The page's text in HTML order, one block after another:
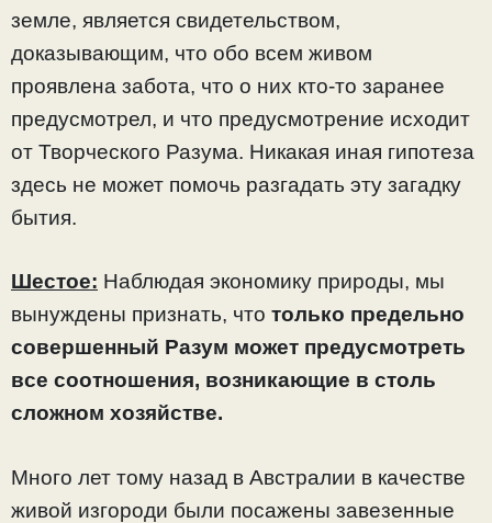
земле, является свидетельством,
доказывающим, что обо всем живом
проявлена забота, что о них кто-то заранее
предусмотрел, и что предусмотрение исходит
от Творческого Разума. Никакая иная гипотеза
здесь не может помочь разгадать эту загадку
бытия.
Шестое: Наблюдая экономику природы, мы
вынуждены признать, что только предельно
совершенный Разум может предусмотреть
все соотношения, возникающие в столь
сложном хозяйстве.
Много лет тому назад в Австралии в качестве
живой изгороди были посажены завезенные